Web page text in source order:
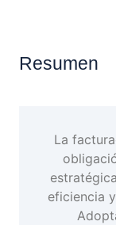
Resumen
La
eficiencia